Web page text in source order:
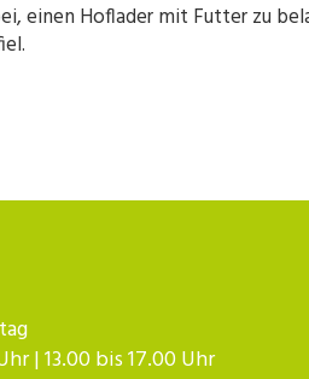
einen Hoflader mit Futter zu
| 13.00 bis 17.00 Uhr